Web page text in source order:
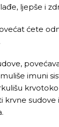
ljepše i
ćete
imuni
krvne